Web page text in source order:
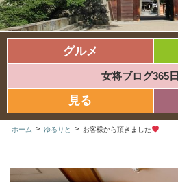
グルメ
女将ブログ365日
見る
ホーム > ゆるりと > お客様から頂きました